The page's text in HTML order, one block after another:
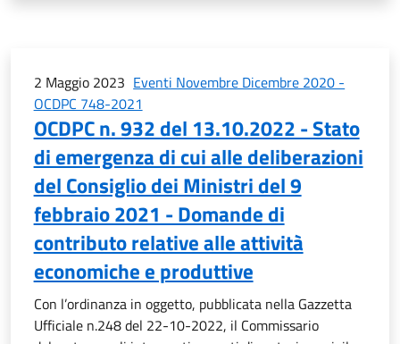
2 Maggio 2023 Eventi Novembre Dicembre 2020 -
OCDPC 748-2021
OCDPC n. 932 del 13.10.2022 - Stato
di emergenza di cui alle deliberazioni
del Consiglio dei Ministri del 9
febbraio 2021 - Domande di
contributo relative alle attività
economiche e produttive
Con l’ordinanza in oggetto, pubblicata nella Gazzetta
Ufficiale n.248 del 22-10-2022, il Commissario